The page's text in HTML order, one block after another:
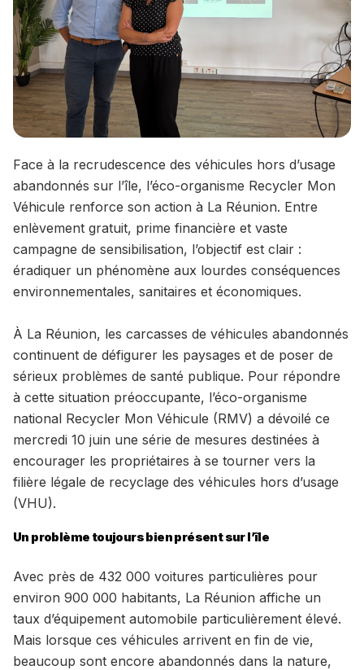
Face à la recrudescence des véhicules hors d’usage
abandonnés sur l’île, l’éco-organisme Recycler Mon
Véhicule renforce son action à La Réunion. Entre
enlèvement gratuit, prime financière et vaste
campagne de sensibilisation, l’objectif est clair :
éradiquer un phénomène aux lourdes conséquences
environnementales, sanitaires et économiques.
À La Réunion, les carcasses de véhicules abandonnés
continuent de défigurer les paysages et de poser de
sérieux problèmes de santé publique. Pour répondre
à cette situation préoccupante, l’éco-organisme
national Recycler Mon Véhicule (RMV) a dévoilé ce
mercredi 10 juin une série de mesures destinées à
encourager les propriétaires à se tourner vers la
filière légale de recyclage des véhicules hors d’usage
(VHU).
Un problème toujours bien présent sur l’île
Avec près de 432 000 voitures particulières pour
environ 900 000 habitants, La Réunion affiche un
taux d’équipement automobile particulièrement élevé.
Mais lorsque ces véhicules arrivent en fin de vie,
beaucoup sont encore abandonnés dans la nature,